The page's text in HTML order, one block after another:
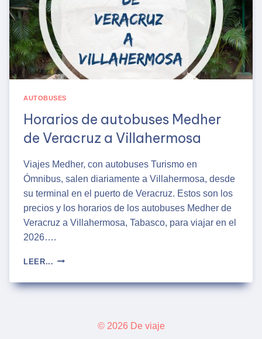
AUTOBUSES
Horarios de autobuses Medher
de Veracruz a Villahermosa
Viajes Medher, con autobuses Turismo en
Ómnibus, salen diariamente a Villahermosa, desde
su terminal en el puerto de Veracruz. Estos son los
precios y los horarios de los autobuses Medher de
Veracruz a Villahermosa, Tabasco, para viajar en el
2026….
LEER... HORARIOS
AUTOBUSES
© 2026 De viaje